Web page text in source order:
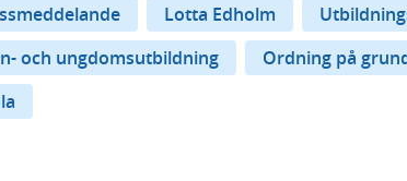
Lotta Edholm
och ungdomsutbildning
Ordning på